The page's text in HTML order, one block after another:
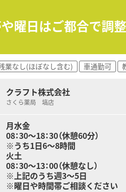
合 約63％
約600店舗以上を展開しています。
医薬分業の先駆けとして展開し
る教育制度を多数用意していま
e-Learning による研修システム
、認定薬剤師取得補助、大学病院
曜日はご都合で調
業なし(ほぼなし含む) 車通勤可
クラフト株式会社
さくら薬局 塙店
月水金
08：30～18：30（休憩60分）
※うち1日6～8時間
火土
08：30～13：00（休憩なし）
※上記のうち週3～5日
※曜日や時間帯ご相談ください